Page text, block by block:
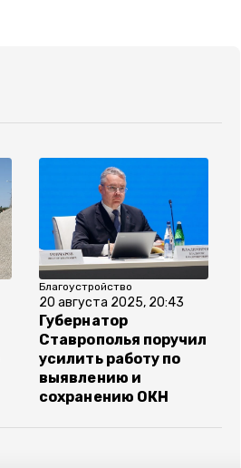
Благоустройство
20 августа 2025, 20:43
Губернатор
Ставрополья поручил
усилить работу по
выявлению и
сохранению ОКН